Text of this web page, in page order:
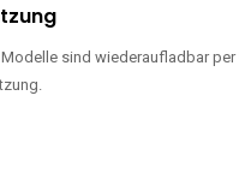
sind wiederaufladbar per